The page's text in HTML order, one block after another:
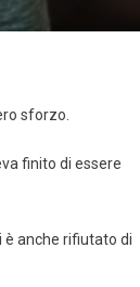
sforzo.
finito di essere
è anche rifiutato di